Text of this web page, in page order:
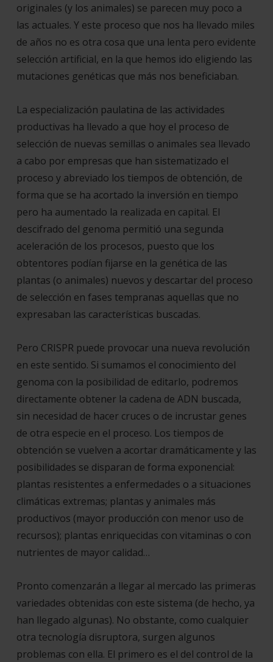
originales (y los animales) se parecen muy poco a
las actuales. Y este proceso que nos ha llevado miles
de años no es otra cosa que una lenta pero evidente
selección artificial, en la que hemos ido eligiendo las
mutaciones genéticas que más nos beneficiaban.
La especialización paulatina de las actividades
productivas ha llevado a que hoy el proceso de
selección de nuevas semillas o animales sea llevado
a cabo por empresas que han sistematizado el
proceso y abreviado los tiempos de obtención, de
forma que se ha acortado la inversión en tiempo
pero ha aumentado la realizada en capital. El
descifrado del genoma permitió una segunda
aceleración de los procesos, puesto que los
obtentores podían fijarse en la genética de las
plantas (o animales) nuevos y descartar del proceso
de selección en fases tempranas aquellas que no
expresaban las características buscadas.
Pero CRISPRpuede provocar una nueva revolución
en este sentido. Si sumamos el conocimiento del
genoma con la posibilidad de editarlo, podremos
directamente obtener la cadena de ADN buscada,
sin necesidad de hacer cruces o de incrustar genes
de otra especie en el proceso. Los tiempos de
obtención se vuelven a acortar dramáticamente y las
posibilidades se disparan de forma exponencial:
plantas resistentes a enfermedades o a situaciones
climáticas extremas; plantas y animales más
productivos (mayor producción con menor uso de
recursos); plantas enriquecidas con vitaminas o con
nutrientes de mayor calidad…
Pronto comenzarán a llegar al mercado las primeras
variedades obtenidas con este sistema (de hecho, ya
han llegado algunas). No obstante, como cualquier
otra tecnología disruptora, surgen algunos
problemas con ella. El primero es el del control de la